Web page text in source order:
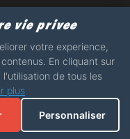
vie privee
votre experience,
En cliquant sur
de tous les
plus
Personnaliser